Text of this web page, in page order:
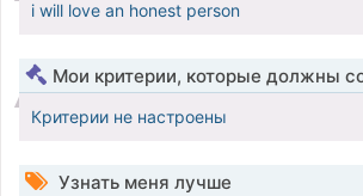
i will love an honest person
Мои критерии, которые должны
Критерии не настроены
Узнать меня лучше